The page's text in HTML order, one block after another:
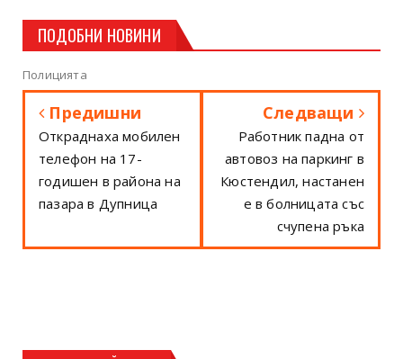
ПОДОБНИ НОВИНИ
Полицията
Предишни
Откраднаха мобилен
телефон на 17-
годишен в района на
пазара в Дупница
Следващи
Работник падна от
автовоз на паркинг в
Кюстендил, настанен
е в болницата със
счупена ръка